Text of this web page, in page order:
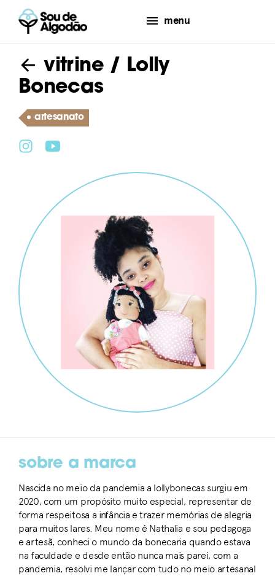
menu
vitrine/ Lolly
Bonecas
artesanato
sobre a marca
Nascida no meio da pandemia a lollybonecas surgiu em
2020, com um propósito muito especial, representar de
forma respeitosa a infância e trazer memórias de alegria
para muitos lares. Meu nome é Nathalia e sou pedagoga
e artesã, conheci o mundo da bonecaria quando estava
na faculdade e desde então nunca mais parei, com a
pandemia, resolvi me lançar com tudo no meio artesanal